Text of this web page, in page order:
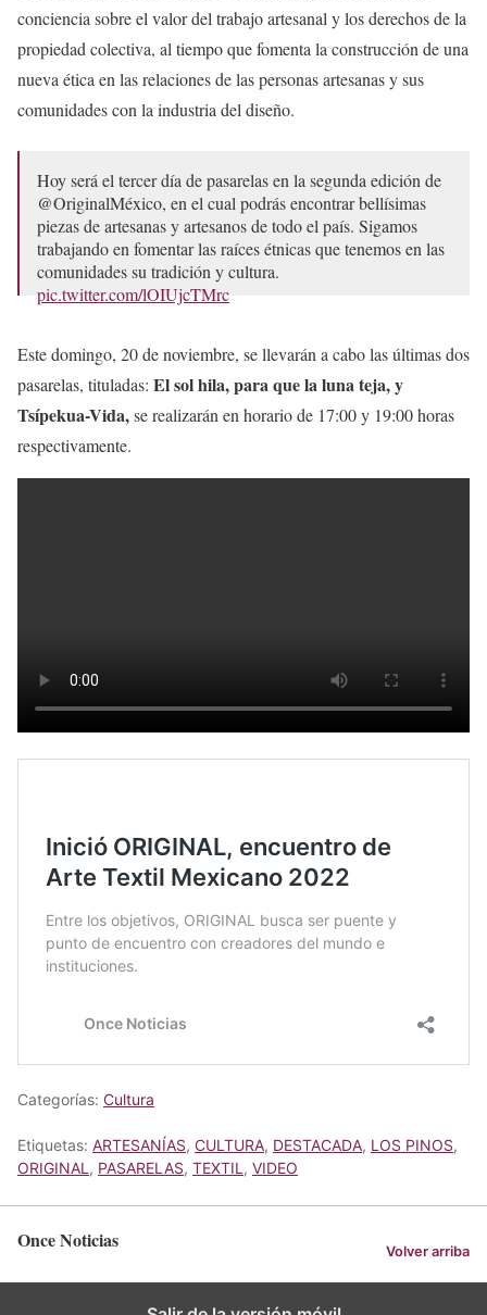
conciencia sobre el valor del trabajo artesanal y los derechos de la
propiedad colectiva, al tiempo que fomenta la construcción de una
nueva ética en las relaciones de las personas artesanas y sus
comunidades con la industria del diseño.
Hoy será el tercer día de pasarelas en la segunda edición de
@OriginalMéxico, en el cual podrás encontrar bellísimas
piezas de artesanas y artesanos de todo el país. Sigamos
trabajando en fomentar las raíces étnicas que tenemos en las
comunidades su tradición y cultura.
pic.twitter.com/lOIUjcTMrc
Este domingo, 20 de noviembre, se llevarán a cabo las últimas dos
pasarelas, tituladas: El sol hila, para que la luna teja, y
Tsípekua-Vida,se realizarán en horario de 17:00 y 19:00 horas
respectivamente.
Categorías: Cultura
Etiquetas: ARTESANÍAS, CULTURA, DESTACADA, LOS PINOS,
ORIGINAL , PASARELAS, TEXTIL , VIDEO
Once Noticias Volver arriba